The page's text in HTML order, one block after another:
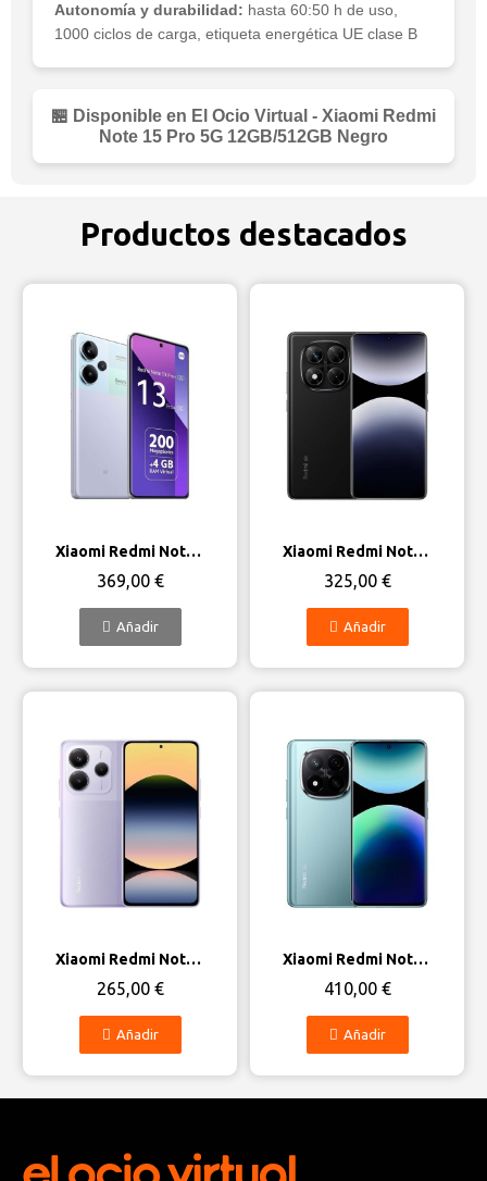
Autonomía y durabilidad: hasta 60:50 h de uso,
1000 ciclos de carga, etiqueta energética UE clase B
🏪 Disponible en El Ocio Virtual - Xiaomi Redmi
Note 15 Pro 5G 12GB/512GB Negro
Productos destacados
Vista rápida Xiaomi Redmi Note 13 Pro+ 5G
369,00 €
Añadir
Vista rápida Xiaomi Redmi Note 14 Pro 5G
325,00 €
Añadir
Vista rápida Xiaomi Redmi Note 14 5G
265,00 €
Añadir
Vista rápida Xiaomi Redmi Note 14 Pro Plus 5G
410,00 €
Añadir